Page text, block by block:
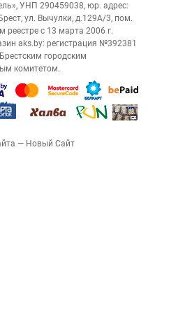
УНП 290459038, юр. адрес:
ул. Вычулки, д.129А/3, пом.
реестре с 13 марта 2006 г.
aks.by: регистрация №392381
городским
комитетом.
— Новый Сайт